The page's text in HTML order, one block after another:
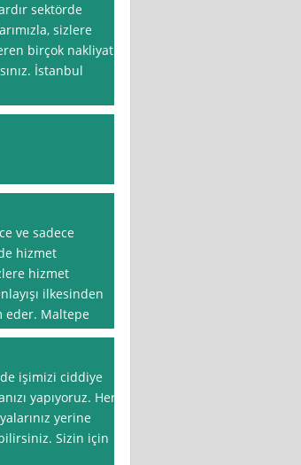
sektörde
sizlere
birçok nakliyat
İstanbul
ve sadece
hizmet
hizmet
ilkesinden
eder. Maltepe
de işimizi ciddiye
yapıyoruz. Her
yerine
Sizin için